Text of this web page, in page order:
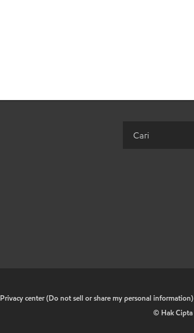
Privacy center (Do not sell or share my personal information)
© Hak Cipta